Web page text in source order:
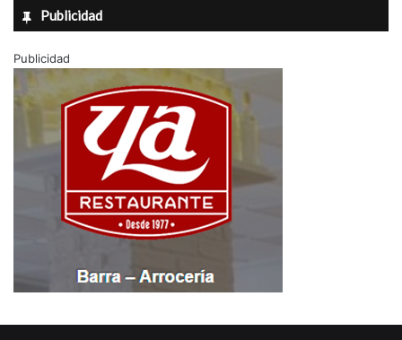
Publicidad
Publicidad